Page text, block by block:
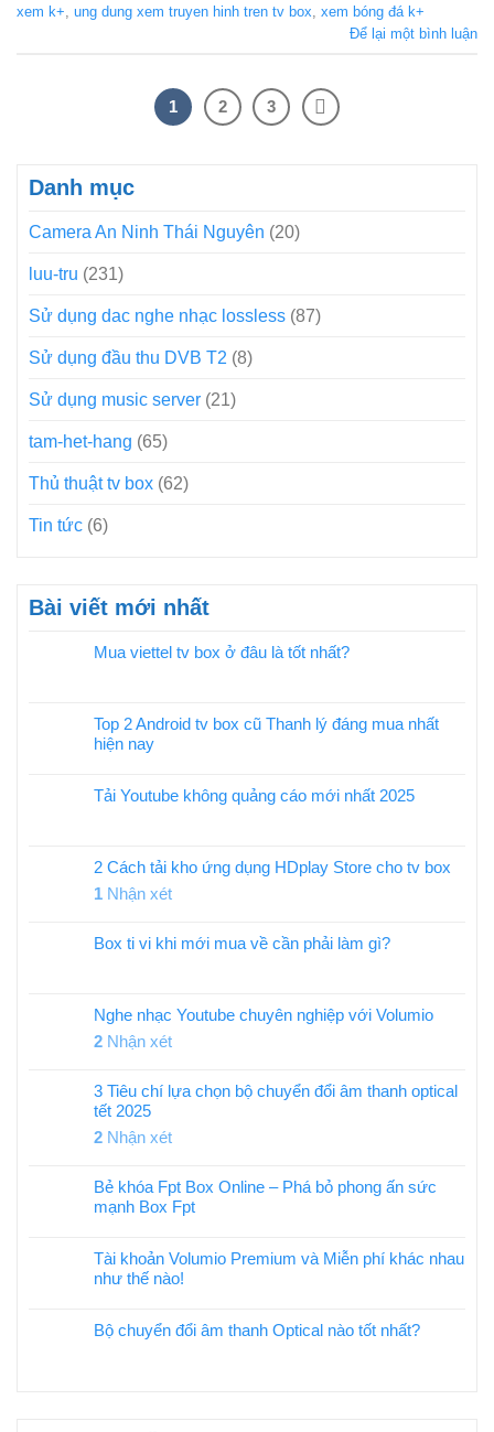
xem k+ ung dung xem truyen hinh tren tv box xem bóng đá k+
Để lại một bình luận
1 2 3
Danh mục
Camera An Ninh Thái Nguyên (20)
luu-tru (231)
Sử dụng dac nghe nhạc lossless (87)
Sử dụng đầu thu DVB T2 (8)
Sử dụng music server (21)
tam-het-hang (65)
Thủ thuật tv box (62)
Tin tức (6)
Bài viết mới nhất
Mua viettel tv box ở đâu là tốt nhất?
Top 2 Android tv box cũ Thanh lý đáng mua nhất
hiện nay
Tải Youtube không quảng cáo mới nhất 2025
2 Cách tải kho ứng dụng HDplay Store cho tv box
1 Nhận xét
Box ti vi khi mới mua về cần phải làm gì?
Nghe nhạc Youtube chuyên nghiệp với Volumio
2 Nhận xét
3 Tiêu chí lựa chọn bộ chuyển đổi âm thanh optical
tết 2025
2 Nhận xét
Bẻ khóa Fpt Box Online – Phá bỏ phong ấn sức
mạnh Box Fpt
Tài khoản Volumio Premium và Miễn phí khác nhau
như thế nào!
Bộ chuyển đổi âm thanh Optical nào tốt nhất?